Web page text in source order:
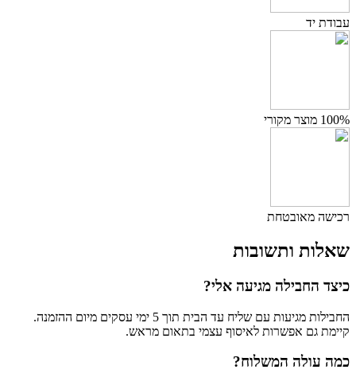
עבודת יד
100% מוצר מקורי
רכישה מאובטחת
שאלות ותשובות
כיצד החבילה מגיעה אלי?
החבילות מגיעות עם שליח עד הבית תוך 5 ימי עסקים מיום ההזמנה.
קיימת גם אפשרות לאיסוף עצמי בתאום מראש.
כמה עולה המשלוח?